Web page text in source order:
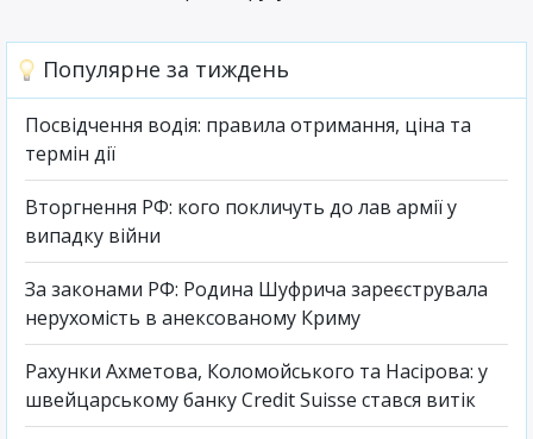
Популярне за тиждень
Посвідчення водія: правила отримання, ціна та
термін дії
Вторгнення РФ: кого покличуть до лав армії у
випадку війни
За законами РФ: Родина Шуфрича зареєструвала
нерухомість в анексованому Криму
Рахунки Ахметова, Коломойського та Насірова: у
швейцарському банку Credit Suisse стався витік